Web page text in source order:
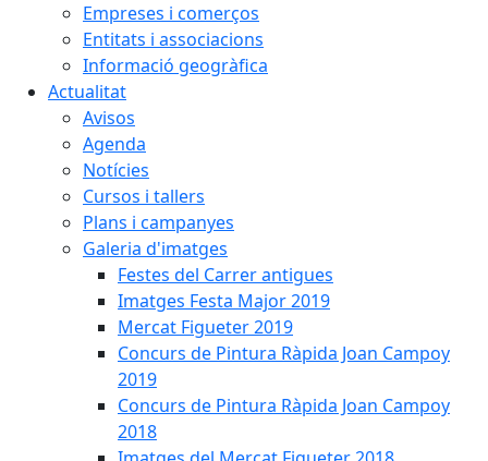
Empreses i comerços
Entitats i associacions
Informació geogràfica
Actualitat
Avisos
Agenda
Notícies
Cursos i tallers
Plans i campanyes
Galeria d'imatges
Festes del Carrer antigues
Imatges Festa Major 2019
Mercat Figueter 2019
Concurs de Pintura Ràpida Joan Campoy
2019
Concurs de Pintura Ràpida Joan Campoy
2018